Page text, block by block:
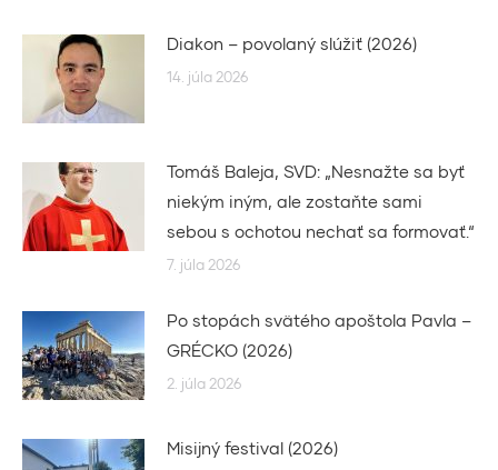
Diakon – povolaný slúžiť (2026)
14. júla 2026
Tomáš Baleja, SVD: „Nesnažte sa byť
niekým iným, ale zostaňte sami
sebou s ochotou nechať sa formovať.“
7. júla 2026
Po stopách svätého apoštola Pavla –
GRÉCKO (2026)
2. júla 2026
Misijný festival (2026)